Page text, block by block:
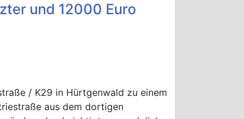
und 12000 Euro
/ K29 in Hürtgenwald zu einem
aus dem dortigen